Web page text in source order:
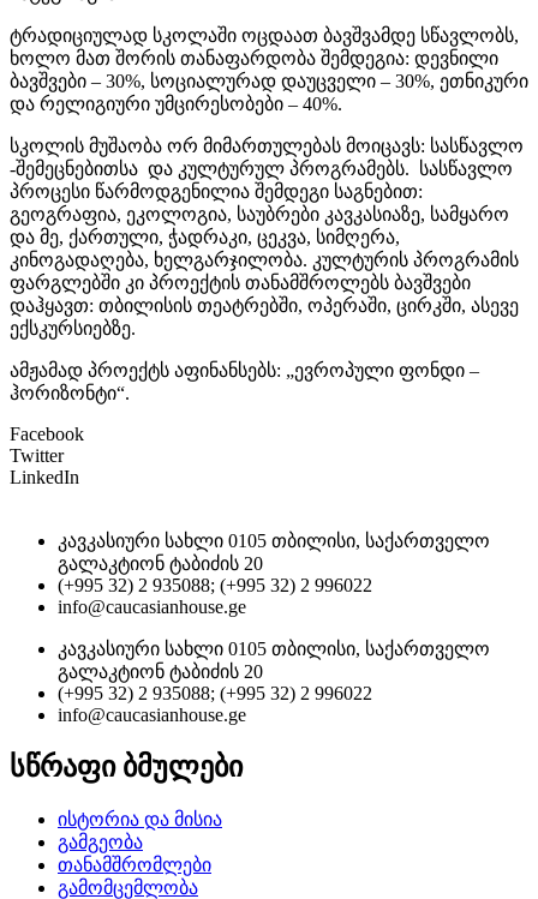
ტრადიციულად სკოლაში ოცდაათ ბავშვამდე სწავლობს,
ხოლო მათ შორის თანაფარდობა შემდეგია: დევნილი
ბავშვები – 30%, სოციალურად დაუცველი – 30%, ეთნიკური
და რელიგიური უმცირესობები – 40%.
სკოლის მუშაობა ორ მიმართულებას მოიცავს: სასწავლო
-შემეცნებითსა და კულტურულ პროგრამებს. სასწავლო
პროცესი წარმოდგენილია შემდეგი საგნებით:
გეოგრაფია, ეკოლოგია, საუბრები კავკასიაზე, სამყარო
და მე, ქართული, ჭადრაკი, ცეკვა, სიმღერა,
კინოგადაღება, ხელგარჯილობა. კულტურის პროგრამის
ფარგლებში კი პროექტის თანამშროლებს ბავშვები
დაჰყავთ: თბილისის თეატრებში, ოპერაში, ცირკში, ასევე
ექსკურსიებზე.
ამჟამად პროექტს აფინანსებს: „ევროპული ფონდი –
ჰორიზონტი“.
Facebook
Twitter
LinkedIn
კავკასიური სახლი 0105 თბილისი, საქართველო
გალაკტიონ ტაბიძის 20
(+995 32) 2 935088; (+995 32) 2 996022
info@caucasianhouse.ge
კავკასიური სახლი 0105 თბილისი, საქართველო
გალაკტიონ ტაბიძის 20
(+995 32) 2 935088; (+995 32) 2 996022
info@caucasianhouse.ge
სწრაფი ბმულები
ისტორია და მისია
გამგეობა
თანამშრომლები
გამომცემლობა